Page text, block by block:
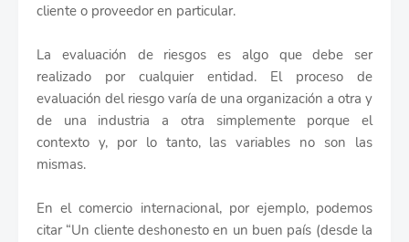
cliente o proveedor en particular.
La evaluación de riesgos es algo que debe ser
realizado por cualquier entidad. El proceso de
evaluación del riesgo varía de una organización a otra y
de una industria a otra simplemente porque el
contexto y, por lo tanto, las variables no son las
mismas.
En el comercio internacional, por ejemplo, podemos
citar “Un cliente deshonesto en un buen país (desde la